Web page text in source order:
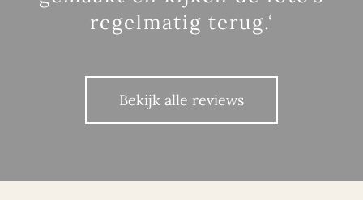
regelmatig terug.‘
Bekijk alle reviews